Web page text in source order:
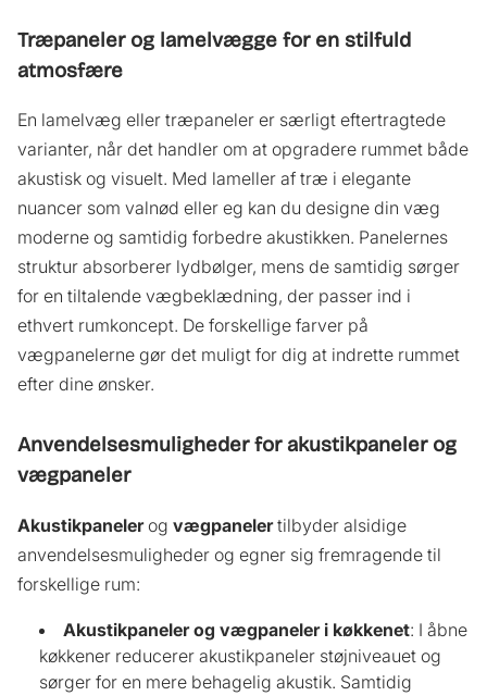
Træpanelerog lamelvægge for en stilfuld
atmosfære
En lamelvæg eller træpaneler er særligt eftertragtede
varianter, når det handler om at opgradere rummet både
akustisk og visuelt. Med lameller af træ i elegante
nuancer som valnød eller eg kan du designe din væg
moderne og samtidig forbedre akustikken. Panelernes
struktur absorberer lydbølger, mens de samtidig sørger
for en tiltalende vægbeklædning, der passer ind i
ethvert rumkoncept. De forskellige farver på
vægpanelerne gør det muligt for dig at indrette rummet
efter dine ønsker.
Anvendelsesmulighederfor akustikpaneler og
vægpaneler
Akustikpanelerog vægpanelertilbyder alsidige
anvendelsesmuligheder og egner sig fremragende til
forskellige rum:
Akustikpanelerog vægpaneler i køkkenet: I åbne
køkkener reducerer akustikpaneler støjniveauet og
sørger for en mere behagelig akustik. Samtidig